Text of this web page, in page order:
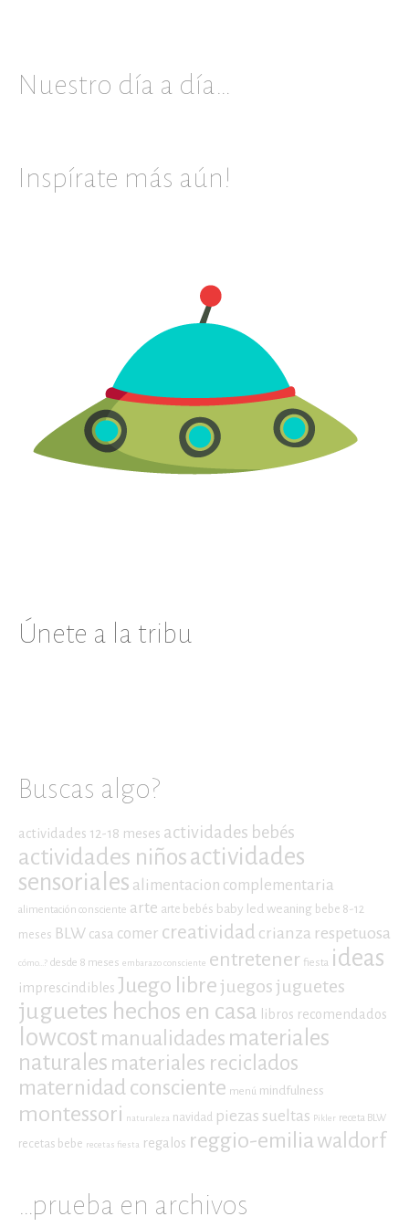
Nuestro día a día…
Inspírate más aún!
Únete a la tribu
Buscas algo?
actividades 12-18 meses actividades bebés
actividades niñosactividades
sensoriales alimentacion complementaria
alimentación consciente arte arte bebés baby led weaning bebe 8-12
meses BLW casa comer creatividad crianza respetuosa
cómo...? desde 8 meses embarazo consciente entretener fiesta ideas
imprescindibles Juego librejuegosjuguetes
juguetes hechos en casa libros recomendados
lowcost manualidades materiales
naturales materiales reciclados
maternidad consciente menú mindfulness
montessori naturaleza navidad piezas sueltas Pikler receta BLW
recetas bebe recetas fiesta regalos reggio-emilia waldorf
…prueba en archivos